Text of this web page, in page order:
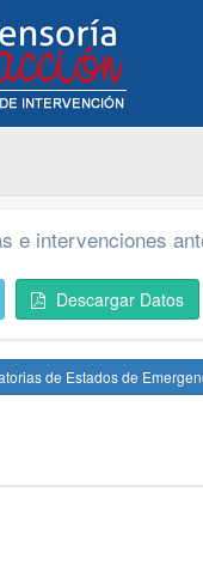
e intervenciones
Descargar Datos
de Estados de